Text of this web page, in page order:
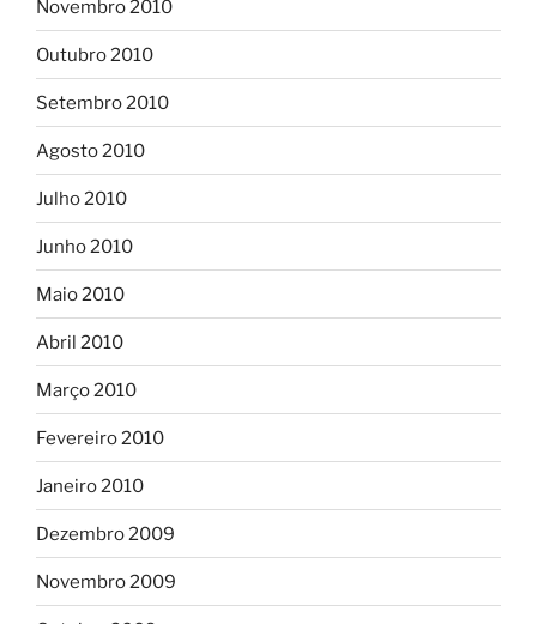
Novembro 2010
Outubro 2010
Setembro 2010
Agosto 2010
Julho 2010
Junho 2010
Maio 2010
Abril 2010
Março 2010
Fevereiro 2010
Janeiro 2010
Dezembro 2009
Novembro 2009